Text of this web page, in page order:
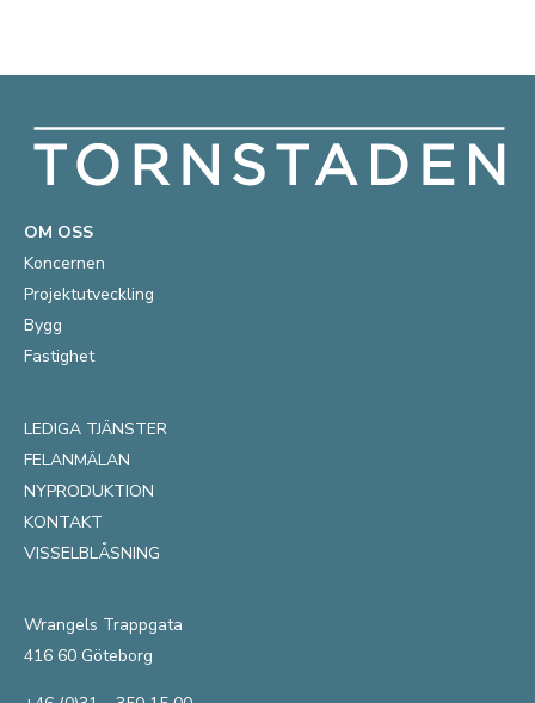
OM OSS
Koncernen
Projektutveckling
Bygg
Fastighet
LEDIGA TJÄNSTER
FELANMÄLAN
NYPRODUKTION
KONTAKT
VISSELBLÅSNING
Wrangels Trappgata
416 60 Göteborg